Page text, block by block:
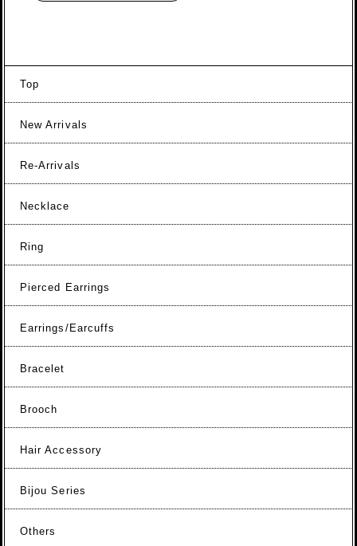
Top
New Arrivals
Re-Arrivals
Necklace
Ring
Pierced Earrings
Earrings/Earcuffs
Bracelet
Brooch
Hair Accessory
Bijou Series
Others